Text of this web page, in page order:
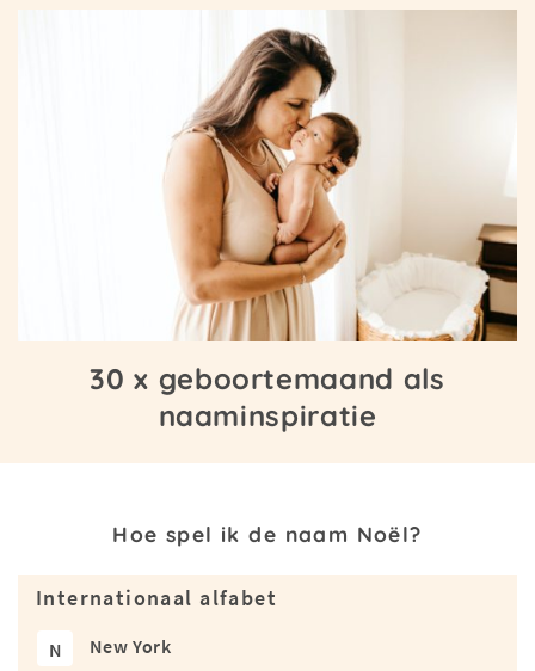
30 x geboortemaand als
naaminspiratie
Hoe spel ik de naam Noël?
Internationaal alfabet
N New York